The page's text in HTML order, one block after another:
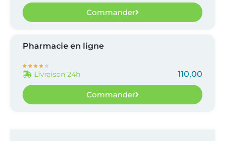
Commander
Pharmacie en ligne
    
Livraison 24h 110,00
Commander